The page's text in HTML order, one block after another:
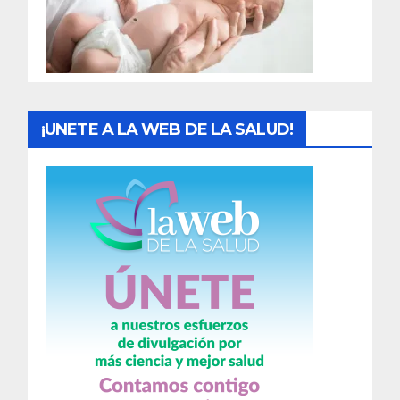
¡UNETE A LA WEB DE LA SALUD!